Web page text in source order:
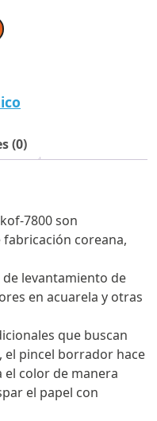
(0)
7800 son
coreana,
levantamiento de
en acuarela y otras
que buscan
pincel borrador hace
color de manera
el papel con